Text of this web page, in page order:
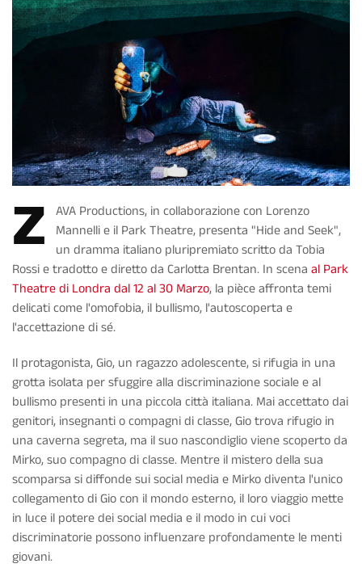
Z
AVA Productions, in collaborazione con Lorenzo
Mannelli e il Park Theatre, presenta "Hide and Seek",
un dramma italiano pluripremiato scritto da Tobia
Rossi e tradotto e diretto da Carlotta Brentan. In scena al Park
Theatre di Londra dal 12 al 30 Marzo, la pièce affronta temi
delicati come l'omofobia, il bullismo, l'autoscoperta e
l'accettazione di sé.
Il protagonista, Gio, un ragazzo adolescente, si rifugia in una
grotta isolata per sfuggire alla discriminazione sociale e al
bullismo presenti in una piccola città italiana. Mai accettato dai
genitori, insegnanti o compagni di classe, Gio trova rifugio in
una caverna segreta, ma il suo nascondiglio viene scoperto da
Mirko, suo compagno di classe. Mentre il mistero della sua
scomparsa si diffonde sui social media e Mirko diventa l'unico
collegamento di Gio con il mondo esterno, il loro viaggio mette
in luce il potere dei social media e il modo in cui voci
discriminatorie possono influenzare profondamente le menti
giovani.